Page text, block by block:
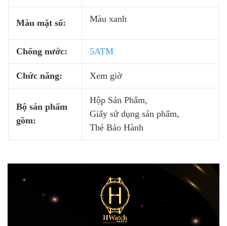
Màu mặt số: Màu xanh
Chống nước: 5ATM
Chức năng: Xem giờ
Bộ sản phẩm
gồm:
Hộp Sản Phẩm,
Giấy sử dụng sản phẩm,
Thẻ Bảo Hành